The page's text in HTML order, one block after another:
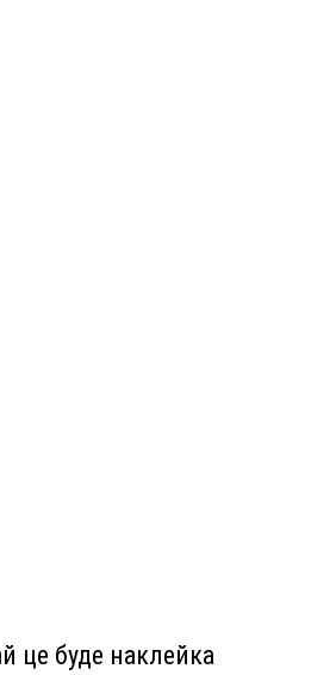
це буде наклейка